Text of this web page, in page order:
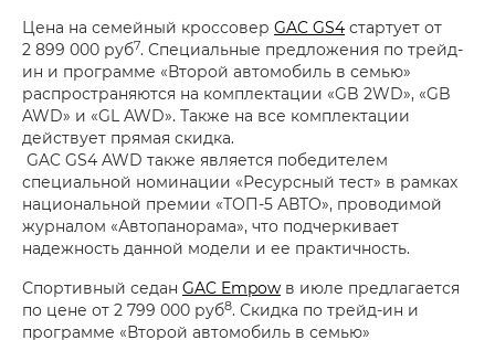
Цена на семейный кроссовер GAC GS4 стартует от
2 899 000 руб7. Специальные предложения по трейд-
ин и программе «Второй автомобиль в семью»
распространяются на комплектации «GB 2WD», «GB
AWD» и «GL AWD». Также на все комплектации
действует прямая скидка.
GAC GS4 AWD также является победителем
специальной номинации «Ресурсный тест» в рамках
национальной премии «ТОП-5 АВТО», проводимой
журналом «Автопанорама», что подчеркивает
надежность данной модели и ее практичность.
Спортивный седан GAC Empow в июле предлагается
по цене от 2 799 000 руб8. Скидка по трейд-ин и
программе «Второй автомобиль в семью»